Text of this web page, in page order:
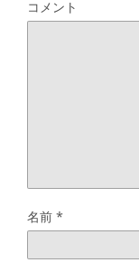
コメント
名前 *